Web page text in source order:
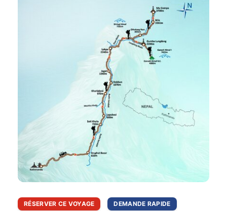
RÉSERVER CE VOYAGE DEMANDE RAPIDE